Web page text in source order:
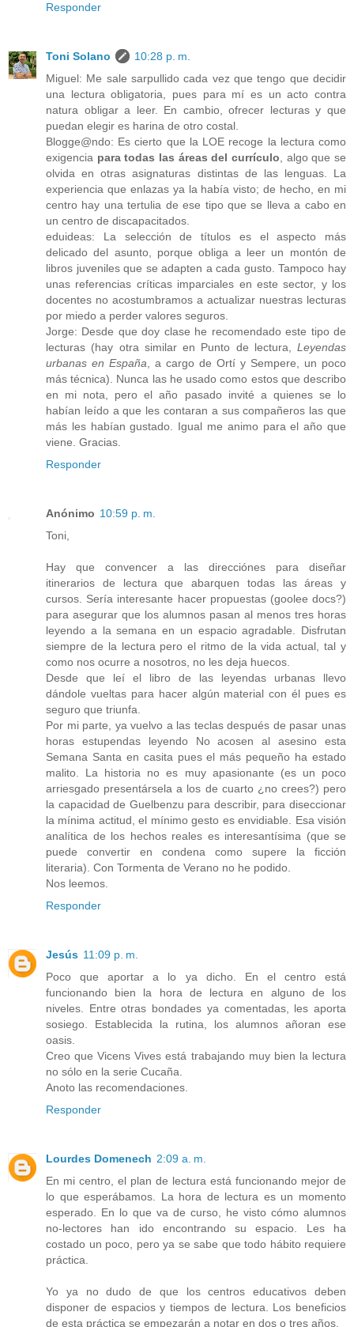
Responder
Toni Solano
10:28 p. m.
Miguel: Me sale sarpullido cada vez que tengo que decidir
una lectura obligatoria, pues para mí es un acto contra
natura obligar a leer. En cambio, ofrecer lecturas y que
puedan elegir es harina de otro costal.
Blogge@ndo: Es cierto que la LOE recoge la lectura como
exigencia para todas las áreas del currículo, algo que se
olvida en otras asignaturas distintas de las lenguas. La
experiencia que enlazas ya la había visto; de hecho, en mi
centro hay una tertulia de ese tipo que se lleva a cabo en
un centro de discapacitados.
eduideas: La selección de títulos es el aspecto más
delicado del asunto, porque obliga a leer un montón de
libros juveniles que se adapten a cada gusto. Tampoco hay
unas referencias críticas imparciales en este sector, y los
docentes no acostumbramos a actualizar nuestras lecturas
por miedo a perder valores seguros.
Jorge: Desde que doy clase he recomendado este tipo de
lecturas (hay otra similar en Punto de lectura, Leyendas
urbanas en España, a cargo de Ortí y Sempere, un poco
más técnica). Nunca las he usado como estos que describo
en mi nota, pero el año pasado invité a quienes se lo
habían leído a que les contaran a sus compañeros las que
más les habían gustado. Igual me animo para el año que
viene. Gracias.
Responder
Anónimo 10:59 p. m.
Toni,
Hay que convencer a las direcciónes para diseñar
itinerarios de lectura que abarquen todas las áreas y
cursos. Sería interesante hacer propuestas (goolee docs?)
para asegurar que los alumnos pasan al menos tres horas
leyendo a la semana en un espacio agradable. Disfrutan
siempre de la lectura pero el ritmo de la vida actual, tal y
como nos ocurre a nosotros, no les deja huecos.
Desde que leí el libro de las leyendas urbanas llevo
dándole vueltas para hacer algún material con él pues es
seguro que triunfa.
Por mi parte, ya vuelvo a las teclas después de pasar unas
horas estupendas leyendo No acosen al asesino esta
Semana Santa en casita pues el más pequeño ha estado
malito. La historia no es muy apasionante (es un poco
arriesgado presentársela a los de cuarto ¿no crees?) pero
la capacidad de Guelbenzu para describir, para diseccionar
la mínima actitud, el mínimo gesto es envidiable. Esa visión
analítica de los hechos reales es interesantísima (que se
puede convertir en condena como supere la ficción
literaria). Con Tormenta de Verano no he podido.
Nos leemos.
Responder
Jesús 11:09 p. m.
Poco que aportar a lo ya dicho. En el centro está
funcionando bien la hora de lectura en alguno de los
niveles. Entre otras bondades ya comentadas, les aporta
sosiego. Establecida la rutina, los alumnos añoran ese
oasis.
Creo que Vicens Vives está trabajando muy bien la lectura
no sólo en la serie Cucaña.
Anoto las recomendaciones.
Responder
Lourdes Domenech 2:09 a. m.
En mi centro, el plan de lectura está funcionando mejor de
lo que esperábamos. La hora de lectura es un momento
esperado. En lo que va de curso, he visto cómo alumnos
no-lectores han ido encontrando su espacio. Les ha
costado un poco, pero ya se sabe que todo hábito requiere
práctica.
Yo ya no dudo de que los centros educativos deben
disponer de espacios y tiempos de lectura. Los beneficios
de esta práctica se empezarán a notar en dos o tres años.